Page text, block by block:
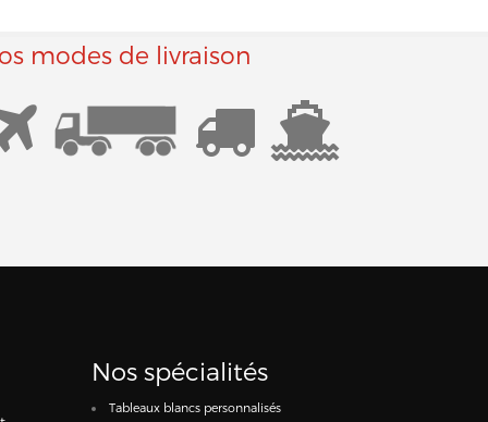
modes de livraison
Nos spécialités
Tableaux blancs personnalisés